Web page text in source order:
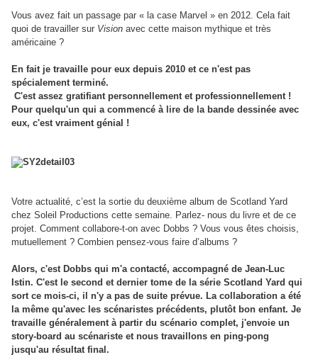
Vous avez fait un passage par « la case Marvel » en 2012. Cela fait
quoi de travailler sur Vision avec cette maison mythique et très
américaine ?
En fait je travaille pour eux depuis 2010 et ce n'est pas
spécialement terminé.
C'est assez gratifiant personnellement et professionnellement !
Pour quelqu'un qui a commencé à lire de la bande dessinée avec
eux, c'est vraiment génial !
Votre actualité, c’est la sortie du deuxième album de Scotland Yard
chez Soleil Productions cette semaine. Parlez- nous du livre et de ce
projet. Comment collabore-t-on avec Dobbs ? Vous vous êtes choisis,
mutuellement ? Combien pensez-vous faire d’albums ?
Alors, c'est Dobbs qui m'a contacté, accompagné de Jean-Luc
Istin. C'est le second et dernier tome de la série Scotland Yard qui
sort ce mois-ci, il n'y a pas de suite prévue. La collaboration a été
la même qu'avec les scénaristes précédents, plutôt bon enfant. Je
travaille généralement à partir du scénario complet, j'envoie un
story-board au scénariste et nous travaillons en ping-pong
jusqu'au résultat final.